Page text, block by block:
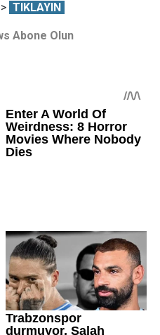
TIKLAYIN
Abone Olun